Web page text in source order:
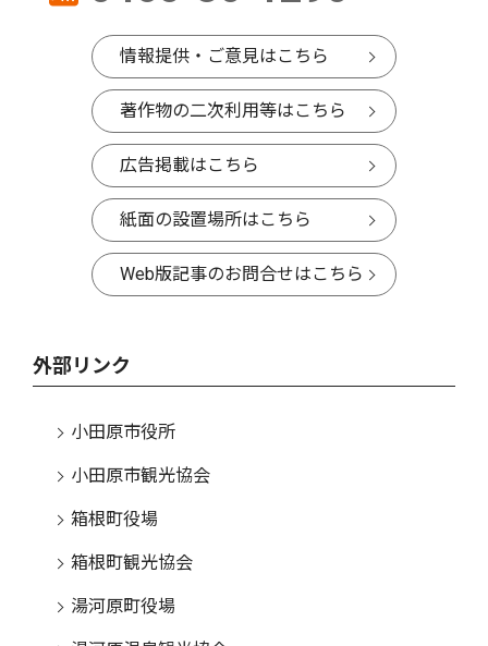
情報提供・ご意見はこちら
著作物の二次利用等はこちら
広告掲載はこちら
紙面の設置場所はこちら
Web版記事のお問合せはこちら
外部リンク
小田原市役所
小田原市観光協会
箱根町役場
箱根町観光協会
湯河原町役場